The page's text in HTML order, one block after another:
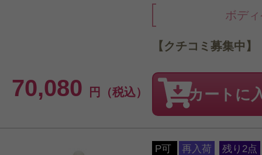
ボデ
70,080 円（税込）
【クチコミ募集中】
カートに
P可 再入荷 残り2点